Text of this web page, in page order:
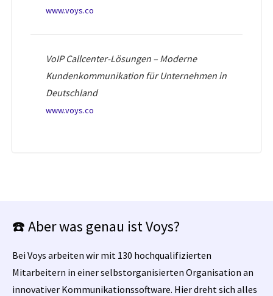
www.voys.co
VoIP Callcenter-Lösungen – Moderne
Kundenkommunikation für Unternehmen in
Deutschland
www.voys.co
☎️ Aber was genau ist Voys?
Bei Voys arbeiten wir mit 130 hochqualifizierten
Mitarbeitern in einer selbstorganisierten Organisation an
innovativer Kommunikationssoftware. Hier dreht sich alles